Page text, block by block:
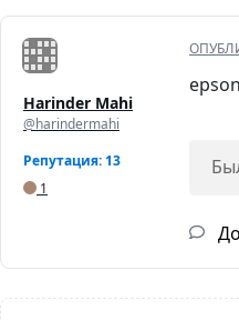
Harinder Mahi
@harindermahi
Репутация: 13
1